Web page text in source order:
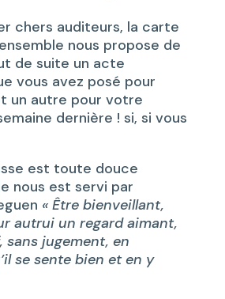
chers auditeurs, la carte
nous propose de
de suite un acte
vous avez posé pour
un autre pour votre
dernière ! si, si vous
est toute douce
nous est servi par
« Être bienveillant,
autrui un regard aimant,
sans jugement, en
se sente bien et en y